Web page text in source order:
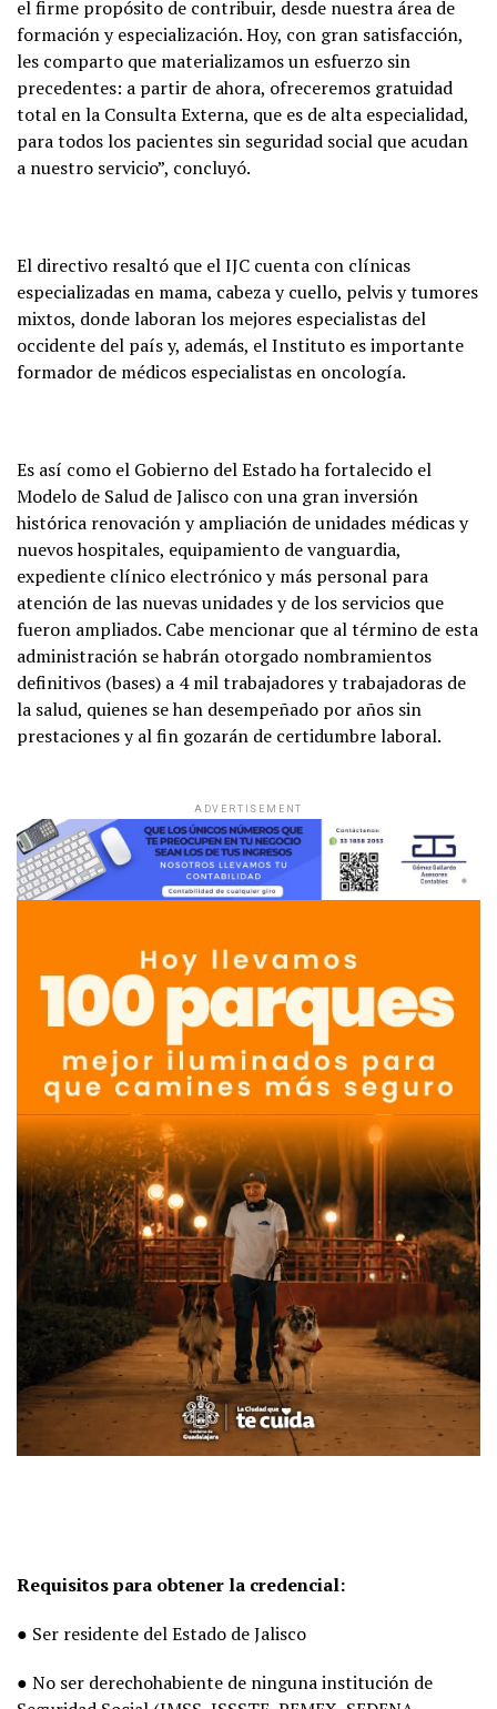
el firme propósito de contribuir, desde nuestra área de
formación y especialización. Hoy, con gran satisfacción,
les comparto que materializamos un esfuerzo sin
precedentes: a partir de ahora, ofreceremos gratuidad
total en la Consulta Externa, que es de alta especialidad,
para todos los pacientes sin seguridad social que acudan
a nuestro servicio”, concluyó.
El directivo resaltó que el IJC cuenta con clínicas
especializadas en mama, cabeza y cuello, pelvis y tumores
mixtos, donde laboran los mejores especialistas del
occidente del país y, además, el Instituto es importante
formador de médicos especialistas en oncología.
Es así como el Gobierno del Estado ha fortalecido el
Modelo de Salud de Jalisco con una gran inversión
histórica renovación y ampliación de unidades médicas y
nuevos hospitales, equipamiento de vanguardia,
expediente clínico electrónico y más personal para
atención de las nuevas unidades y de los servicios que
fueron ampliados. Cabe mencionar que al término de esta
administración se habrán otorgado nombramientos
definitivos (bases) a 4 mil trabajadores y trabajadoras de
la salud, quienes se han desempeñado por años sin
prestaciones y al fin gozarán de certidumbre laboral.
ADVERTISEMENT
Requisitos para obtener la credencial:
● Ser residente del Estado de Jalisco
● No ser derechohabiente de ninguna institución de